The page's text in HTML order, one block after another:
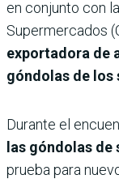
en conjunto con
Supermercados
exportadora de
góndolas de los
Durante el
las góndolas de
prueba para